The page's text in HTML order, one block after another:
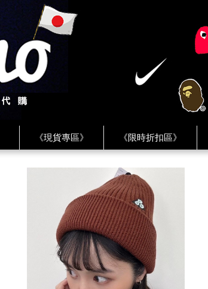
《現貨專區》 《限時折扣區》
★ Instagram ★